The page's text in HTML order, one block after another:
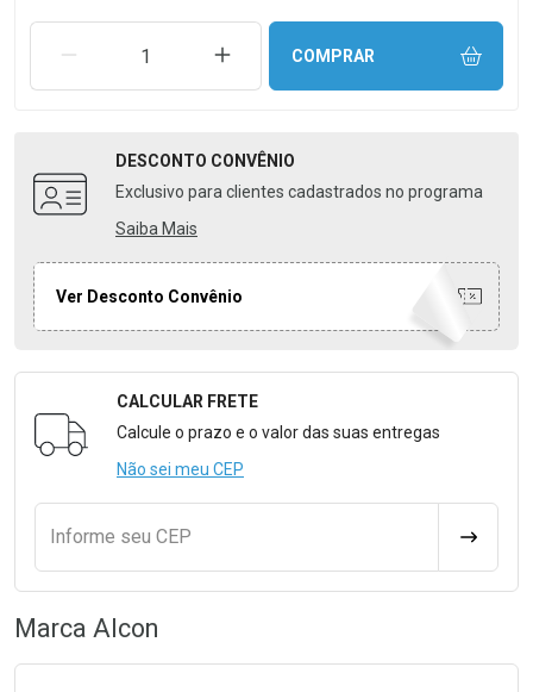
REMOVER UMA UNIDADEAUMENTAR UMA UNIDADE
COMPRAR
DESCONTO CONVÊNIO
Exclusivo para clientes cadastrados no programa
Saiba Mais
Ver Desconto Convênio
Formulário para Calcular o Frete
CALCULAR FRETE
Calcule o prazo e o valor das suas entregas
Não sei meu CEP
Informe seu CEP
Marca Alcon